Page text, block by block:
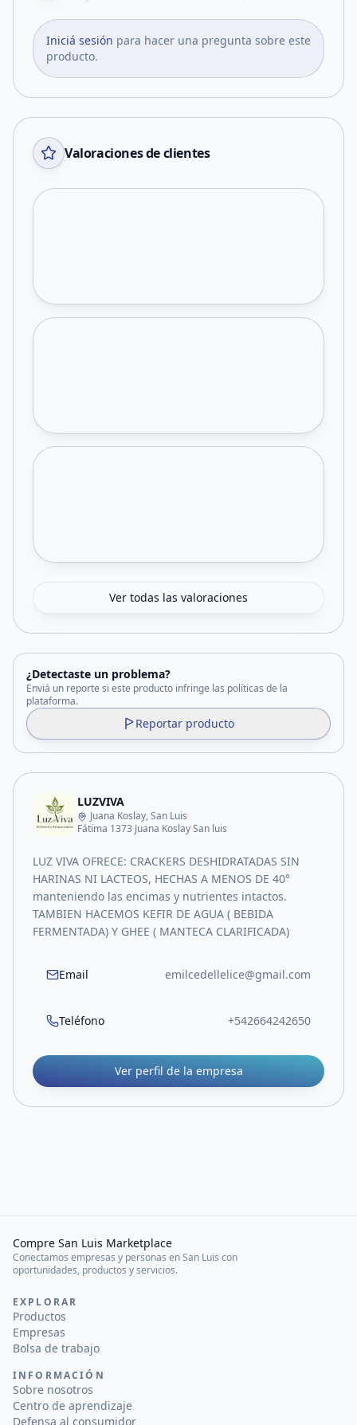
Iniciá sesión para hacer una pregunta sobre este
producto.
Valoraciones de clientes
Ver todas las valoraciones
¿Detectaste un problema?
Enviá un reporte si este producto infringe las políticas de la
plataforma.
Reportar producto
LUZVIVA
Juana Koslay, San Luis
Fátima 1373 Juana Koslay San luis
LUZ VIVA OFRECE: CRACKERS DESHIDRATADAS SIN
HARINAS NI LACTEOS, HECHAS A MENOS DE 40°
manteniendo las encimas y nutrientes intactos.
TAMBIEN HACEMOS KEFIR DE AGUA ( BEBIDA
FERMENTADA) Y GHEE ( MANTECA CLARIFICADA)
Email emilcedellelice@gmail.com
Teléfono +542664242650
Ver perfil de la empresa
Compre San Luis Marketplace
Conectamos empresas y personas en San Luis con
oportunidades, productos y servicios.
EXPLORAR
Productos
Empresas
Bolsa de trabajo
INFORMACIÓN
Sobre nosotros
Centro de aprendizaje
Defensa al consumidor